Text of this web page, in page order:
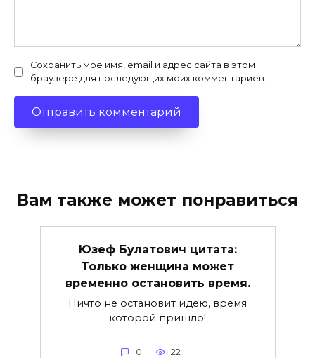
Сохранить моё имя, email и адрес сайта в этом
браузере для последующих моих комментариев.
Вам также может понравиться
Юзеф Булатович цитата:
Только женщина может
временно остановить время.
Ничто не остановит идею, время
которой пришло!
0 22